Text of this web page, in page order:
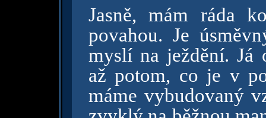
Jasně, mám ráda
povahou. Je
myslí na ježdění. Já
až potom, co je v
máme vybudovaný